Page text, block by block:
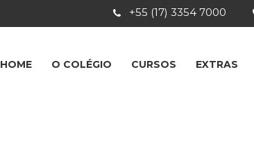
+55 (17) 3354 7000
HOME O COLÉGIO CURSOS EXTRAS